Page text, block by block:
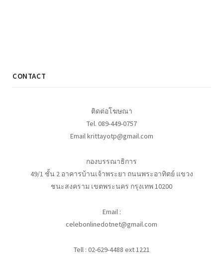
CONTACT
ติดต่อโฆษณา
Tel. 089-449-0757
Email krittayotp@gmail.com
กองบรรณาธิการ
49/1 ชั้น 2 อาคารบ้านเจ้าพระยา ถนนพระอาทิตย์ แขวง
ชนะสงคราม เขตพระนคร กรุงเทพ 10200
Email :
celebonlinedotnet@gmail.com
Tell : 02-629-4488 ext 1221